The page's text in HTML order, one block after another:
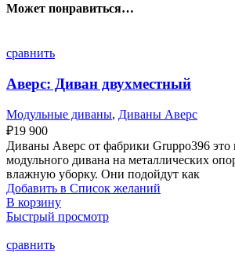
Может понравиться…
сравнить
Аверс: Диван двухместный
Модульные диваны, Диваны Аверс
₽19 900
Диваны Аверс от фабрики Gruppo396 это
модульного дивана на металлических
влажную уборку. Они подойдут как
Добавить в Список желаний
В корзину
Быстрый просмотр
сравнить